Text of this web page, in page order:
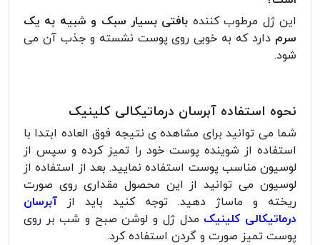
این ژل مرطوب کننده بافتی بسیار سبک و شبیه به یک
سرم دارد که به خوبی روی پوست نشسته و جذب آن می
شود.
نحوه استفاده آبرسان درماتیکالی کلینیک
شما می توانید برای مشاهده ی نتیجه فوق العاده ابتدا با
استفاده از شوینده پوست خود را تمیز کرده و سپس از
لوسیون مناسب پوست استفاده نمایید. بعد از استفاده از
لوسیون می توانید از این محصول مقداری روی صورت
ریخته و ماساژ دهید. توجه کنید باید از آبرسان
درماتیکالی کلینیک مدل ژل و لوشن صبح و شب بر روی
پوست تمیز صورت و گردن استفاده کرد.